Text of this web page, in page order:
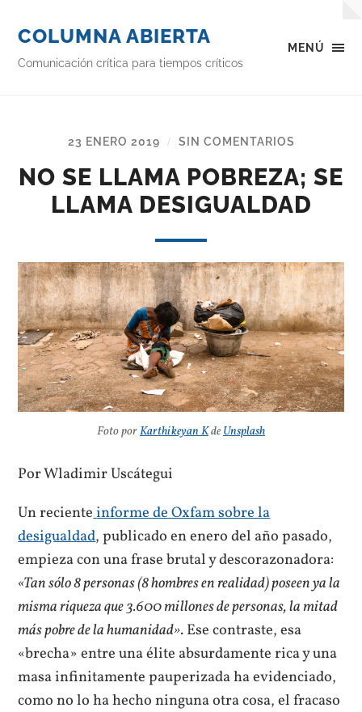
MENÚ
COLUMNA ABIERTA
Comunicación crítica para tiempos críticos
23 ENERO 2019 / SIN COMENTARIOS
NO SE LLAMA POBREZA; SE
LLAMA DESIGUALDAD
Foto porKarthikeyan KdeUnsplash
Por Wladimir Uscátegui
Un recienteinforme de Oxfam sobre la
desigualdad, publicado en enero del año pasado,
empieza con una frase brutal y descorazonadora:
«Tan sólo 8 personas (8 hombres en realidad) poseen ya la
misma riqueza que 3.600 millones de personas, la mitad
más pobre de la humanidad». Ese contraste, esa
«brecha» entre una élite absurdamente rica y una
masa infinitamente pauperizada ha evidenciado,
como no lo ha hecho ninguna otra cosa, el fracaso